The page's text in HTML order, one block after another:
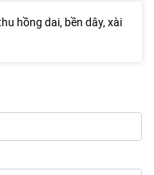
hồng dai, bền dây, xài